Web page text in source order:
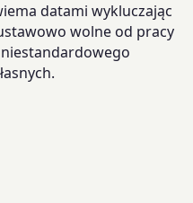
datami wykluczając
wolne od pracy